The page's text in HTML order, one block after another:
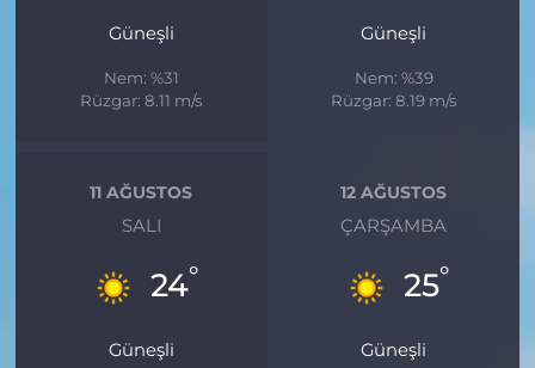
Güneşli
Nem: %31
Rüzgar: 8.11 m/s
Güneşli
Nem: %39
Rüzgar: 8.19 m/s
11 AĞUSTOS
SALI
24°
Güneşli
12 AĞUSTOS
ÇARŞAMBA
25°
Güneşli